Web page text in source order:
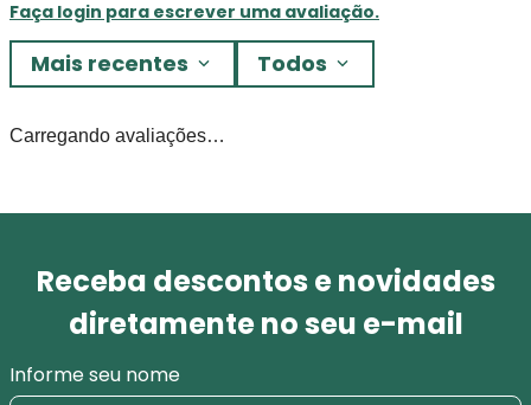
Faça login para escrever uma avaliação.
Mais recentes Todos
Carregando avaliações…
Receba descontos e novidades
diretamente no seu e-mail
Informe seu nome